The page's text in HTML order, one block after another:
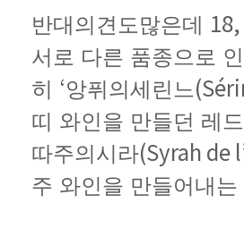
반대의견도 많은데
서로 다른 품종으로
히
‘앙퓌의 세린느
띠 와인을 만들던 레드
따주의 시라(Syrah de
주 와인을 만들어내는